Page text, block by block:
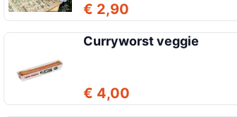
€ 2,90
Curryworst veggie
€ 4,00